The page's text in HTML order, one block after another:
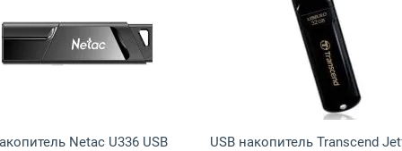
Gen 1) 128 ГБ, TS128GJF790K
Netac U182 USB Type A (USB 3.2 Gen 1) 128 ГБ, NT03U182N-128G-
Открыть товар: USB накопитель Netac U336 USB Type
Netac U336 USB
Открыть
USB накопитель Transcend